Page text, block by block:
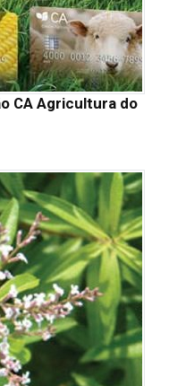
CA Agricultura do